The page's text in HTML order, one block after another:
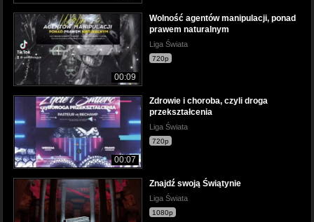
00:09
Wolność agentów manipulacji, ponad
prawem naturalnym
Liga Świata
720p
00:07
Zdrowie i choroba, czyli droga
przekształcenia
Liga Świata
720p
Znajdź swoją Świątynie
Liga Świata
1080p